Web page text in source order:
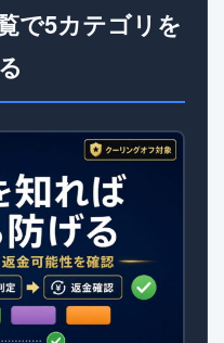
で5カテゴリを